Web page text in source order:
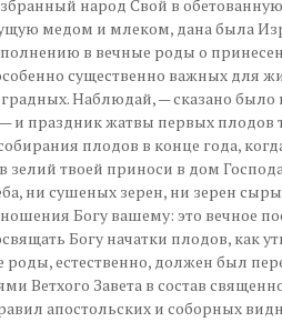
народ Свой в
медом и млеком, дана была
в вечные роды о
существенно важных для
Наблюдай, — сказано было
и праздник жатвы первых плодов
плодов в конце года,
твоей приноси в дом
ни сушеных зерен, ни зерен
Богу вашему: это вечное
Богу начатки плодов, как
естественно, должен был
Ветхого Завета в состав
апостольских и соборных